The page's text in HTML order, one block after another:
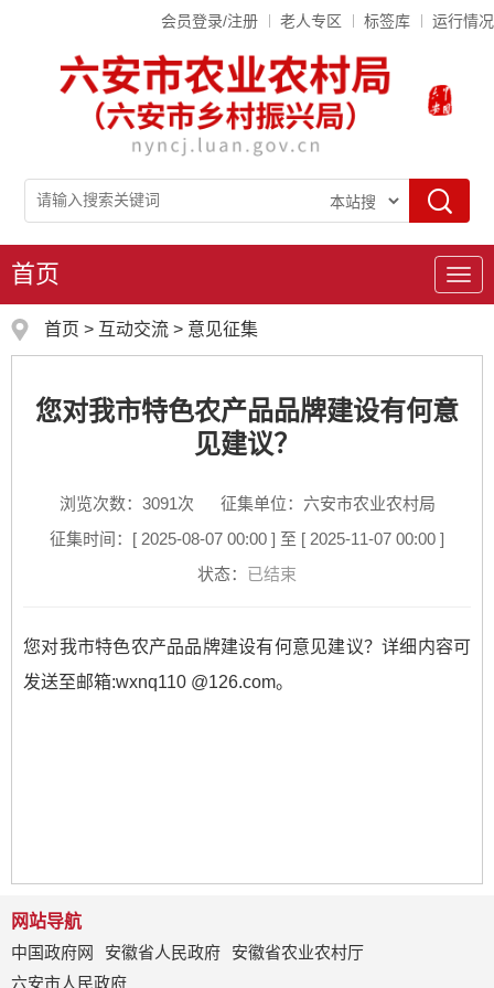
会员登录/注册 老人专区 标签库 运行情况
导
航
首页
首页 > 互动交流 > 意见征集
您对我市特色农产品品牌建设有何意
见建议？
浏览次数： 3091次
征集单位：六安市农业农村局
征集时间：[ 2025-08-07 00:00 ] 至 [ 2025-11-07 00:00 ]
状态： 已结束
您对我市特色农产品品牌建设有何意见建议？详细内容可
发送至邮箱:wxnq110 @126.com。
网站导航
中国政府网
安徽省人民政府
安徽省农业农村厅
六安市人民政府